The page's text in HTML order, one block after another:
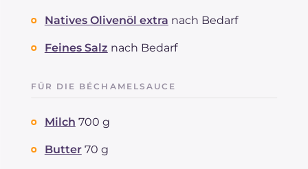
Natives Olivenöl extra nach Bedarf
Feines Salz nach Bedarf
FÜR DIE BÉCHAMELSAUCE
Milch 700 g
Butter 70 g